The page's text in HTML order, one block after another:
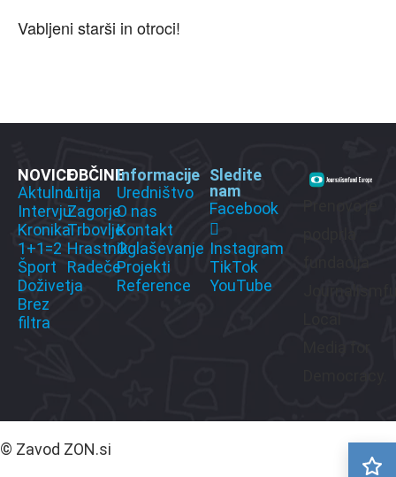
Vabljeni starši in otroci!
NOVICE
Aktulno
Intervju
Kronika
1+1=2
Šport
Doživetja
Brez
filtra
OBČINE
Litija
Zagorje
Trbovlje
Hrastnik
Radeče
Informacije
Uredništvo
O nas
Kontakt
Oglaševanje
Projekti
Reference
Sledite
nam
Facebook
Instagram
TikTok
YouTube
© Zavod ZON.si